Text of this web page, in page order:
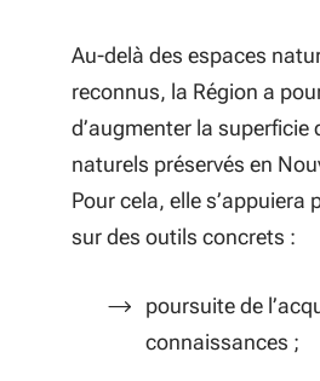
Au-delà des espaces
reconnus, la Région a
d’augmenter la superficie
naturels préservés en
Pour cela, elle s’appuiera
sur des outils concrets :
poursuite de
connaissances ;